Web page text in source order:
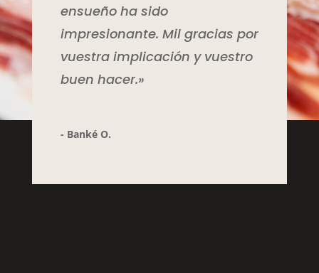
ensueño ha sido
impresionante. Mil gracias por
vuestra implicación y vuestro
buen hacer.»
- Banké O.